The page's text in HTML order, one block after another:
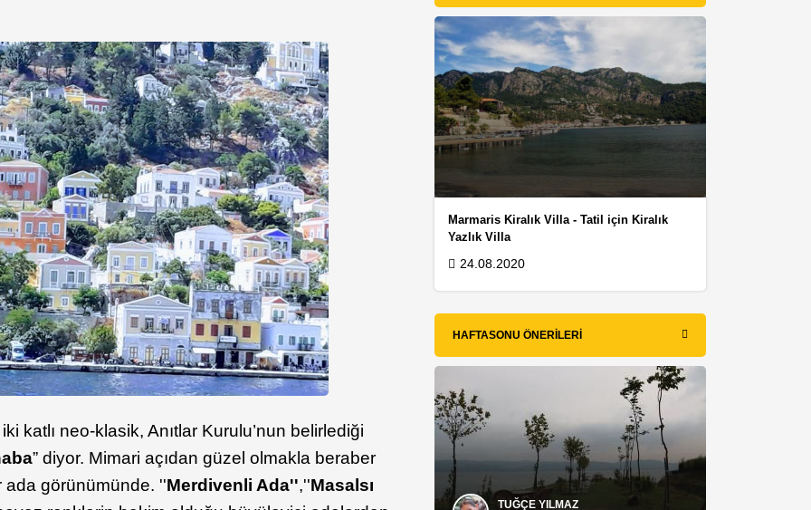
katlı neo-klasik, Anıtlar Kurulu’nun belirlediği
” diyor. Mimari açıdan güzel olmakla beraber
ada görünümünde. ''Merdivenli Ada'',''Masalsı
Marmaris Kiralık Villa - Tatil için Kiralık
Yazlık Villa
24.08.2020
HAFTASONU ÖNERILERI
TUĞÇE YILMAZ